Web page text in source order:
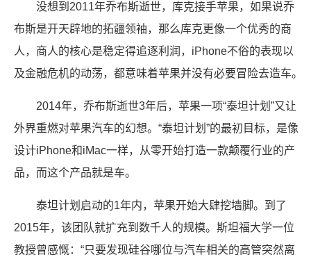
没想到2011年乔布斯逝世，库克接手苹果，如果说乔
布斯是开天辟地的拓疆领袖，那么库克更像一个优秀的商
人，商人的核心是稳定得追逐利润，iPhone不俗的表现以
及金融危机的动荡，都意味着苹果并没有必要冒险去造车。
2014年，乔布斯逝世3年后，苹果一项“泰坦计划”又让
外界重燃对苹果汽车的幻想。“泰坦计划”的最初目标，是像
设计iPhone和iMac一样，从零开始打造一款颠覆行业的产
品，而这个产品就是车。
泰坦计划启动的1年内，苹果开始大肆挖墙脚。到了
2015年，该团队就扩充到数千人的规模。斯坦福大学一位
教授曾感慨：“只要发现硅谷哪位与汽车相关的高管突然离